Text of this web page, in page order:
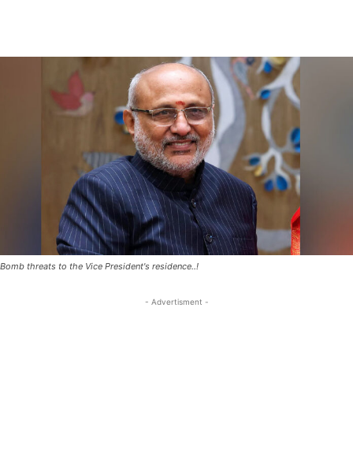
Bomb threats to the Vice President's residence..!
- Advertisment -